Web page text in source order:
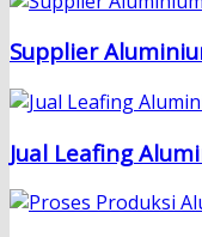
Supplier
Jual Leafing